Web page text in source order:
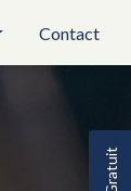
Contact